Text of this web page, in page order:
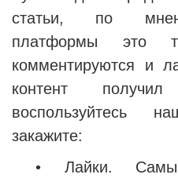
статьи, по
платформы это
комментируются и
контент
воспользуйтесь
закажите:
• Лайки.